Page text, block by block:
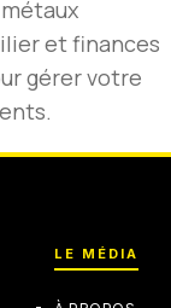
et finances
gérer votre
LE MÉDIA